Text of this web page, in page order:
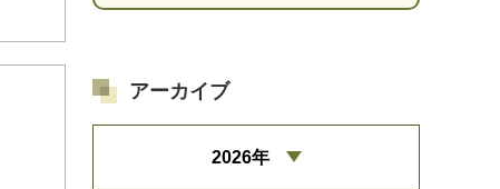
アーカイブ
2026年